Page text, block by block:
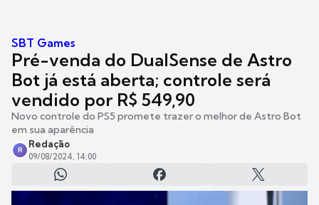
SBT Games
Pré-venda do DualSense de Astro
Bot já está aberta; controle será
vendido por R$ 549,90
Novo controle do PS5 promete trazer o melhor de Astro Bot
em sua aparência
R
Redação
09/08/2024, 14:00